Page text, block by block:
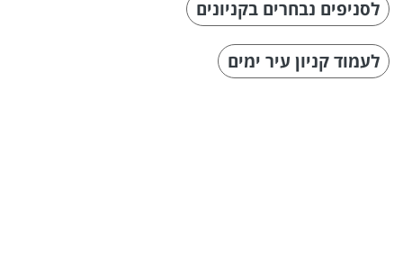
לסניפים נבחרים בקניונים
לעמוד קניון עיר ימים